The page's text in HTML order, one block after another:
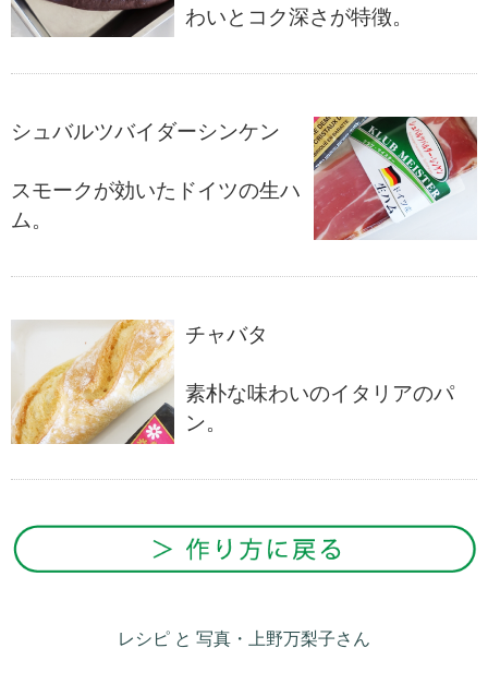
わいとコク深さが特徴。
シュバルツバイダーシンケン
スモークが効いたドイツの生ハ
ム。
チャバタ
素朴な味わいのイタリアのパ
ン。
レシピ と 写真・上野万梨子さん